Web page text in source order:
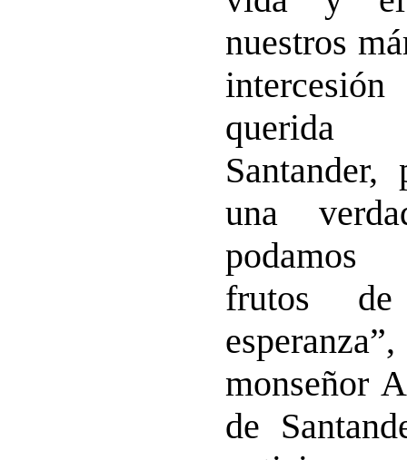
nuestros
querida
Santander,
una
podamos
frutos
monseñor
de